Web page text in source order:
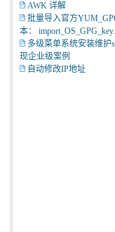
AWK 详解
批量导入官方
本：
多级菜单系统安装维护
现企业级案例
自动修改IP地址